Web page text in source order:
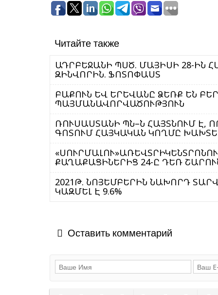
Читайте также
ԱԴՐԲԵՋԱՆԻ ՊՍԾ. ՄԱՅԻՍԻ 28-ԻՆ
ԶԻՆՎՈՐԻՆ. ՖՈՏՈՓԱՍՏ
ԲԱՔՈՒՆ ԵՎ ԵՐԵՎԱՆԸ ՁԵՌՔ ԵՆ
ՊԱՅՄԱՆԱՎՈՐՎԱԾՈՒԹՅՈՒՆ
ՌՈՒՍԱՍՏԱՆԻ ՊՆ–Ն ՀԱՅՏՆՈՒՄ Է,
ԳՈՏՈՒՄ ՀԱՅԿԱԿԱՆ ԿՈՂՄԸ
«ՍՈՒՐՄԱԼՈՒ»ԱՌԵՎՏՐԻԿԵՆՏՐՈՆՈՒՄ ՊԱՅԹՅՈՒՆԻՑ
ՔԱՂԱՔԱՑԻՆԵՐԻՑ 24-Ը ԴԵՌ
2021Թ. ՆՈՅԵՄԲԵՐԻՆ ՆԱԽՈՐԴ
ԿԱԶՄԵԼ Է 9.6%
Оставить комментарий